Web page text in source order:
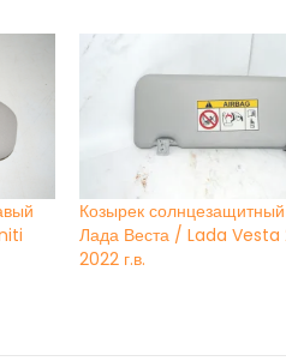
Козырек
Лада Веста / Lada Vesta
2022 г.в.